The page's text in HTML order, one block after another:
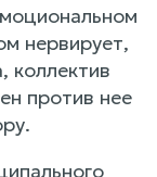
нервирует,
коллектив
против нее